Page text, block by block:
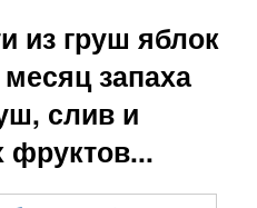
из груш яблок
запаха
слив и
фруктов...